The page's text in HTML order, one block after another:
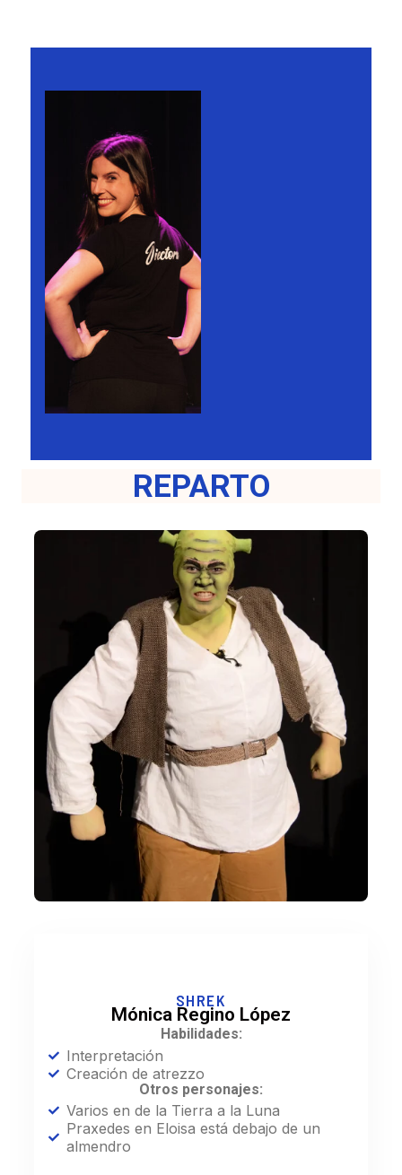
REPARTO
SHREK
Mónica Regino López
Habilidades:
Interpretación
Creación de atrezzo
Otros personajes:
Varios en de la Tierra a la Luna
Praxedes en Eloisa está debajo de un
almendro